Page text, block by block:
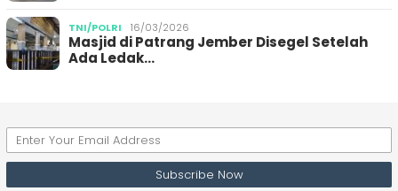
TNI/POLRI 16/03/2026
Masjid di Patrang Jember Disegel Setelah
Ada Ledak…